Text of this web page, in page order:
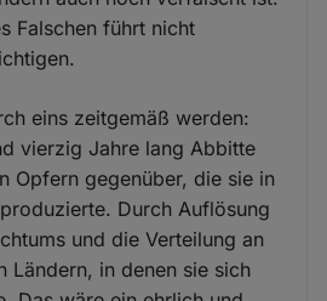
Falschen führt nicht
eins zeitgemäß werden:
vierzig Jahre lang Abbitte
Opfern gegenüber, die sie in
Durch Auflösung
und die Verteilung an
Ländern, in denen sie sich